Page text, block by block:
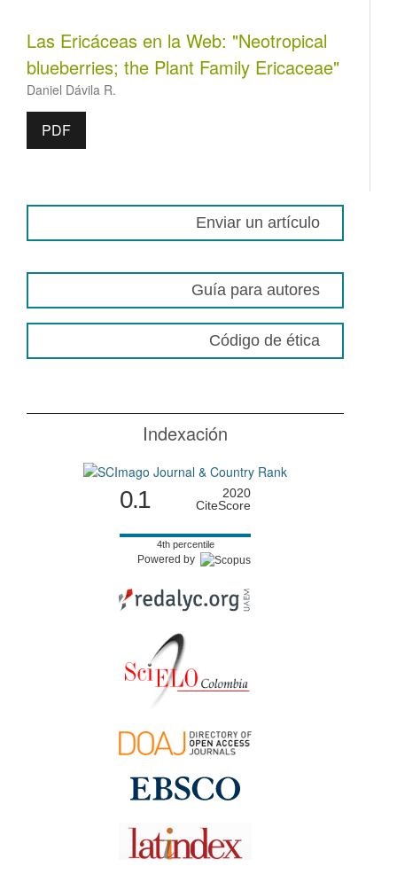
Las Ericáceas en la Web: "Neotropical
blueberries; the Plant Family Ericaceae"
Daniel Dávila R.
PDF
Enviar un artículo
Guía para autores
Código de ética
Indexación
0.1
2020
CiteScore
4th percentile
Powered by